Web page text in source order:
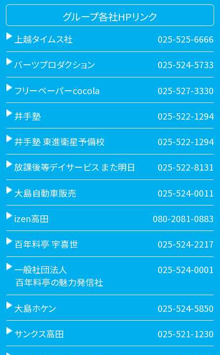
グループ各社HPリンク
上越タイムス社 025-525-6666
バーツプロダクション 025-524-5733
フリーペーパーcocola 025-527-3330
井手塾 025-522-1294
井手塾 東進衛星予備校 025-522-1294
放課後等デイサービス また明日 025-522-8131
大島自動車販売 025-524-0011
izen高田 080-2081-0883
百年料亭 宇喜世 025-524-2217
一般社団法人
百年料亭の魅力発信社
025-524-0001
大島ホケン 025-524-5850
サンクス高田 025-521-1230